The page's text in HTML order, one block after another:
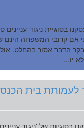
בסוגיית ניגוד
אם קרובי המשפחה הינם
הדבר אסור בהחלט.
יו...
לעמותת בית
בסוגיות של 'ניגוד